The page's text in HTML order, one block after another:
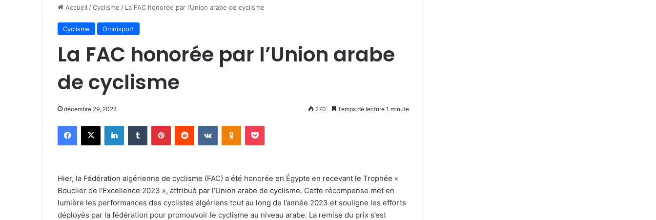
Accueil /Cyclisme / La FAC honorée par l’Union arabe de cyclisme
Cyclisme Omnisport
La FAC honorée par l’Union arabe
de cyclisme
décembre 29, 2024 270 Temps de lecture 1 minute
Facebook
X LinkedinTumblr PinterestReddit VKontakteOdnoklassniki
Pocket
Hier, la Fédération algérienne de cyclisme (FAC) a été honorée en Égypte en recevant le Trophée «
Bouclier de l’Excellence 2023 », attribué par l’Union arabe de cyclisme. Cette récompense met en
lumière les performances des cyclistes algériens tout au long de l’année 2023 et souligne les efforts
déployés par la fédération pour promouvoir le cyclisme au niveau arabe. La remise du prix s’est